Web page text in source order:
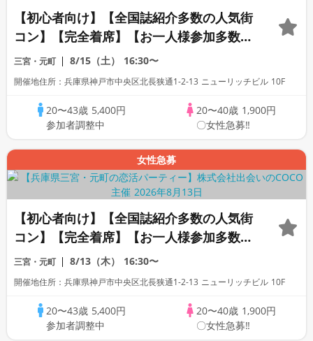
【初心者向け】【全国誌紹介多数の人気街
コン】【完全着席】【お一人様参加多数】
【駅から2分】【コース料理・豊富な飲み
放題】【新築居酒屋貸切】【夜景の見える
り】
三宮・元町 8/15（土） 16:30〜
開催地住所：兵庫県神戸市中央区北長狭通1-2-13 ニューリッチビル 10F
20〜43歳 5,400円
参加者調整中
20〜40歳 1,900円
〇女性急募‼
女性急募
【初心者向け】【全国誌紹介多数の人気街
コン】【完全着席】【お一人様参加多数】
【駅から2分】【コース料理・豊富な飲み
放題】【新築居酒屋貸切】【夜景の見える
り】
三宮・元町 8/13（木） 16:30〜
開催地住所：兵庫県神戸市中央区北長狭通1-2-13 ニューリッチビル 10F
20〜43歳 5,400円
参加者調整中
20〜40歳 1,900円
〇女性急募‼